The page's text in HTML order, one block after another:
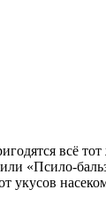
всё
«Псило-
укусов